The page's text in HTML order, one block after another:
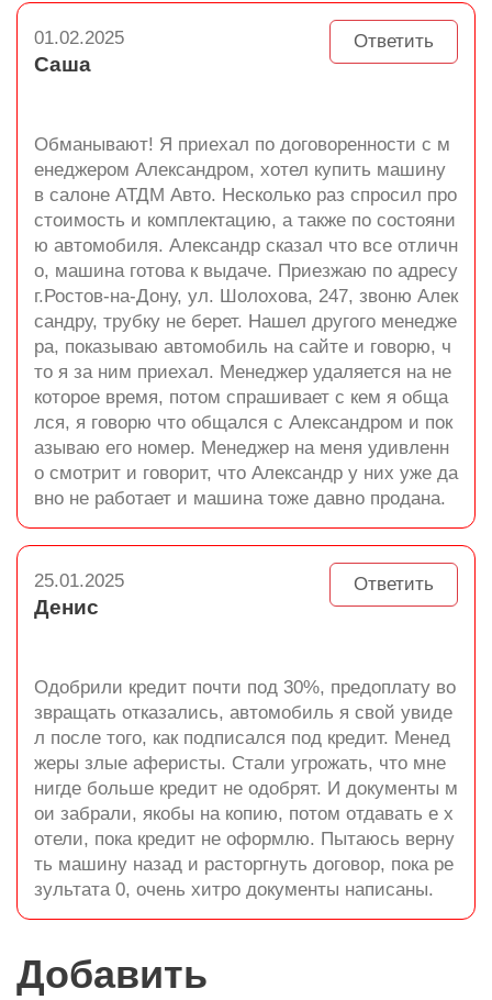
Ответить
01.02.2025
Саша
Обманывают! Я приехал по договоренности с м
енеджером Александром, хотел купить машину
в салоне АТДМ Авто. Несколько раз спросил про
стоимость и комплектацию, а также по состояни
ю автомобиля. Александр сказал что все отличн
о, машина готова к выдаче. Приезжаю по адресу
г.Ростов-на-Дону, ул. Шолохова, 247, звоню Алек
сандру, трубку не берет. Нашел другого менедже
ра, показываю автомобиль на сайте и говорю, ч
то я за ним приехал. Менеджер удаляется на не
которое время, потом спрашивает с кем я обща
лся, я говорю что общался с Александром и пок
азываю его номер. Менеджер на меня удивленн
о смотрит и говорит, что Александр у них уже да
вно не работает и машина тоже давно продана.
Ответить
25.01.2025
Денис
Одобрили кредит почти под 30%, предоплату во
звращать отказались, автомобиль я свой увиде
л после того, как подписался под кредит. Менед
жеры злые аферисты. Стали угрожать, что мне
нигде больше кредит не одобрят. И документы м
ои забрали, якобы на копию, потом отдавать е х
отели, пока кредит не оформлю. Пытаюсь верну
ть машину назад и расторгнуть договор, пока ре
зультата 0, очень хитро документы написаны.
Добавить